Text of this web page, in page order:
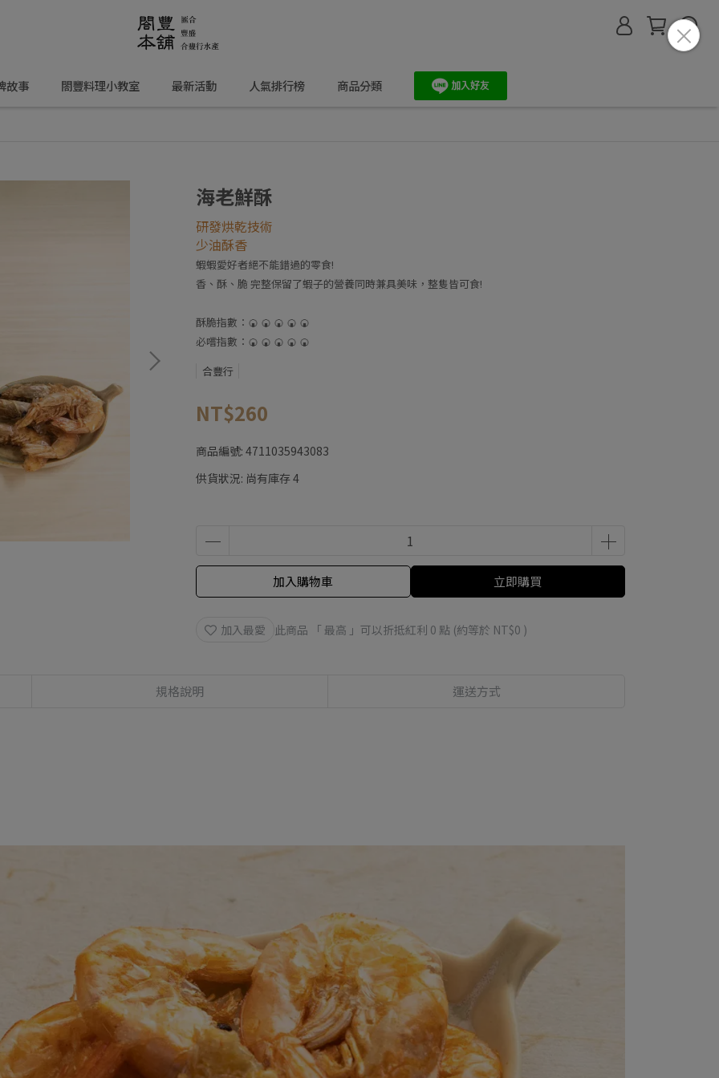
故事 閤豐料理小教室 最新活動 人氣排行榜 商品分類
海老鮮酥
研發烘乾技術
少油酥香
蝦蝦愛好者絕不能錯過的零食!
香、酥、脆 完整保留了蝦子的營養同時兼具美味，整隻皆可食!
酥脆指數：🍘 🍘 🍘 🍘 🍘
必嚐指數：🍘 🍘 🍘 🍘 🍘
合豐行
NT$260
商品編號: 4711035943083
供貨狀況: 尚有庫存 4
加入購物車 立即購買
加入最愛 此商品 「 最高 」可以折抵紅利 0 點 (約等於 NT$0 )
規格說明 運送方式